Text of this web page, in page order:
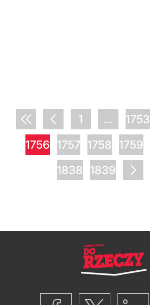
1 ... 1753
1756
1757 1758 1759
1838
1839